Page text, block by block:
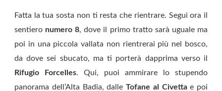
Fatta la tua sosta non ti resta che rientrare. Segui ora il
sentiero numero 8, dove il primo tratto sarà uguale ma
poi in una piccola vallata non rientrerai più nel bosco,
da dove sei sbucato, ma ti porterà dapprima verso il
Rifugio Forcelles. Qui, puoi ammirare lo stupendo
panorama dell’Alta Badia, dalle Tofane al Civettae poi